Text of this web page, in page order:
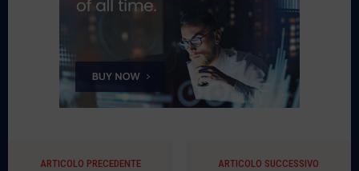
ARTICOLO PRECEDENTE ARTICOLO SUCCESSIVO